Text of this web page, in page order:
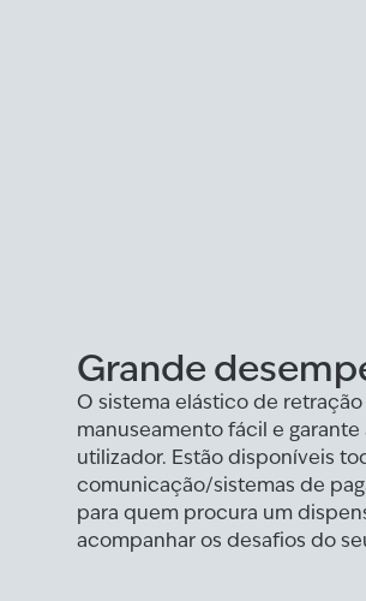
Grande
O sistema elástico de
manuseamento fácil e
utilizador. Estão disponíveis
comunicação/sistemas de
para quem procura um
acompanhar os desafios do